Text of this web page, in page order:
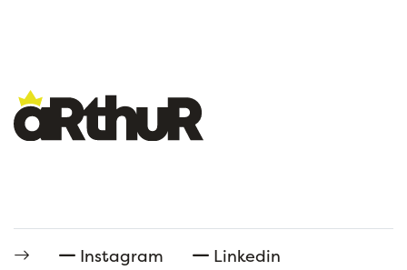
Instagram Linkedin